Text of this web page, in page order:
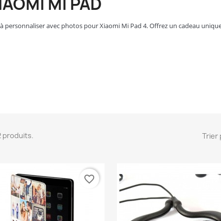
personnaliser avec photos pour Xiaomi Mi Pad 4. Offrez un cadeau
produits. Trier
favorite_border